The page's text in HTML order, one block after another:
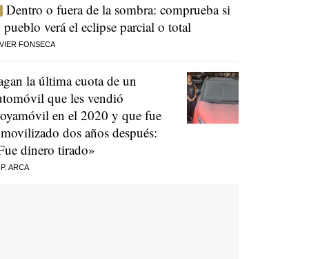
Dentro o fuera de la sombra: comprueba si
pueblo verá el eclipse parcial o total
FONSECA
la última cuota de un
que les vendió
en el 2020 y que fue
dos años después:
dinero tirado»
ARCA